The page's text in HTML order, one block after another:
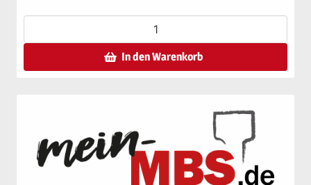
In den Warenkorb